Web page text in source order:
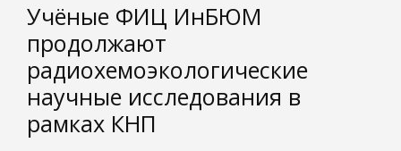
Учёные ФИЦ ИнБЮМ
продолжают
радиохемоэкологические
научные исследования в
рамках КНП